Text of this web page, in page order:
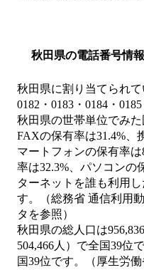
秋田県の電話番号情報
秋田県に割り当てられて
0182・0183・0184・
秋田県の世帯単位でみた
FAXの保有率は31.4%、
マートフォンの保有率
率は32.3%、パソコンの
ターネットを誰も利用
す。（総務省 通信利用
タを参照）
秋田県の総人口は
504,466人）で全国39位
国39位です。（厚生労